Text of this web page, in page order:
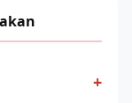
+